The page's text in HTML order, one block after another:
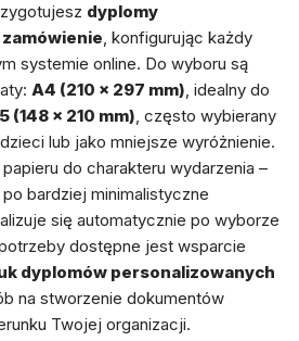
dyplomy
, konfigurując każdy
systemie online. Do wyboru są
A4 (210 × 297 mm), idealny do
(148 × 210 mm), często wybierany
lub jako mniejsze wyróżnienie.
do charakteru wydarzenia –
bardziej minimalistyczne
się automatycznie po wyborze
dostępne jest wsparcie
dyplomów personalizowanych
na stworzenie dokumentów
Twojej organizacji.